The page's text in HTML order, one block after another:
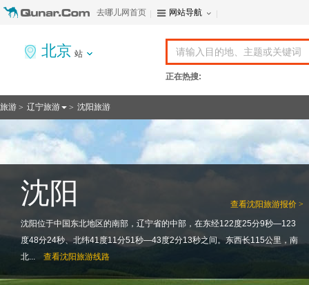
去哪儿网首页 网站导航
北京 站
正在热搜:
旅游 > 辽宁旅游 > 沈阳旅游
查看沈阳旅游报价 >
沈阳
沈阳位于中国东北地区的南部，辽宁省的中部，在东经122度25分9秒―123
度48分24秒、北纬41度11分51秒―43度2分13秒之间。东西长115公里，南
北...
查看沈阳旅游线路